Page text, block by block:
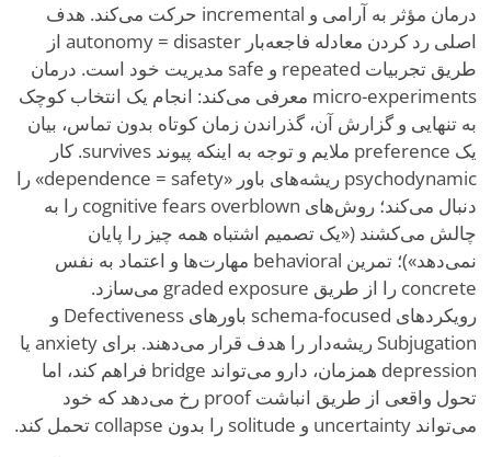
درمان مؤثر به آرامی و incremental حرکت می‌کند. هدف
اصلی رد کردن معادله فاجعه‌بار autonomy = disaster از
طریق تجربیات repeated و safe مدیریت خود است. درمان
micro-experiments معرفی می‌کند: انجام یک انتخاب کوچک
به تنهایی و گزارش آن، گذراندن زمان کوتاه بدون تماس، بیان
یک preference ملایم و توجه به اینکه پیوند survives. کار
psychodynamic ریشه‌های باور «dependence = safety» را
دنبال می‌کند؛ روش‌های cognitive fears overblown را به
چالش می‌کشند («یک تصمیم اشتباه همه چیز را پایان
نمی‌دهد»)؛ تمرین behavioral مهارت‌ها و اعتماد به نفس
concrete را از طریق graded exposure می‌سازد.
رویکردهای schema-focused باورهای Defectiveness و
Subjugation ریشه‌دار را هدف قرار می‌دهند. برای anxiety یا
depression همزمان، دارو می‌تواند bridge فراهم کند، اما
تحول واقعی از طریق انباشت proof رخ می‌دهد که خود
می‌تواند uncertainty و solitude را بدون collapse تحمل کند.